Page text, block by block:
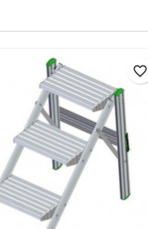
favorite_border